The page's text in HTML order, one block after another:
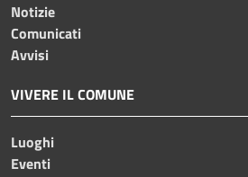
Notizie
Comunicati
Avvisi
VIVERE IL COMUNE
Luoghi
Eventi